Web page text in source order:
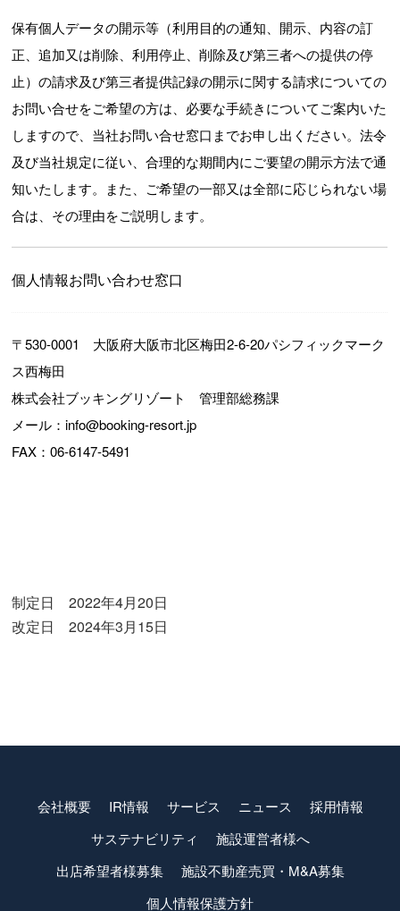
保有個人データの開示等（利用目的の通知、開示、内容の訂
正、追加又は削除、利用停止、削除及び第三者への提供の停
止）の請求及び第三者提供記録の開示に関する請求についての
お問い合せをご希望の方は、必要な手続きについてご案内いた
しますので、当社お問い合せ窓口までお申し出ください。法令
及び当社規定に従い、合理的な期間内にご要望の開示方法で通
知いたします。また、ご希望の一部又は全部に応じられない場
合は、その理由をご説明します。
個人情報お問い合わせ窓口
〒530-0001 大阪府大阪市北区梅田2-6-20パシフィックマーク
ス西梅田
株式会社ブッキングリゾート 管理部総務課
メール：info@booking-resort.jp
FAX：06-6147-5491
制定日 2022年4月20日
改定日 2024年3月15日
会社概要 IR情報 サービス ニュース
採用情報
サステナビリティ
施設運営者様へ
出店希望者様募集
施設不動産売買・M&A募集
個人情報保護方針